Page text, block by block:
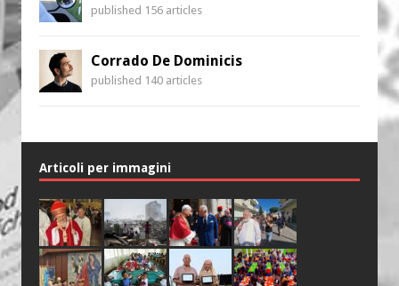
published 156 articles
Corrado De Dominicis
published 140 articles
Articoli per immagini